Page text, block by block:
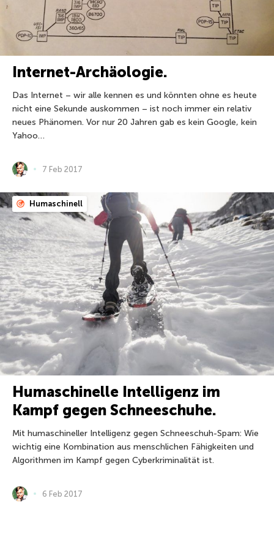
Internet-Archäologie.
Das Internet – wir alle kennen es und könnten ohne es heute
nicht eine Sekunde auskommen – ist noch immer ein relativ
neues Phänomen. Vor nur 20 Jahren gab es kein Google, kein
Yahoo…
7 Feb 2017
Humaschinell
Humaschinelle Intelligenz im
Kampf gegen Schneeschuhe.
Mit humaschineller Intelligenz gegen Schneeschuh-Spam: Wie
wichtig eine Kombination aus menschlichen Fähigkeiten und
Algorithmen im Kampf gegen Cyberkriminalität ist.
6 Feb 2017